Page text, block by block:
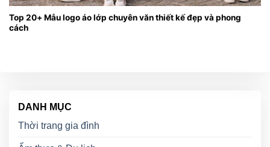
Top 20+ Mẫu logo áo lớp chuyên văn thiết kế đẹp và phong
cách
DANH MỤC
Thời trang gia đình